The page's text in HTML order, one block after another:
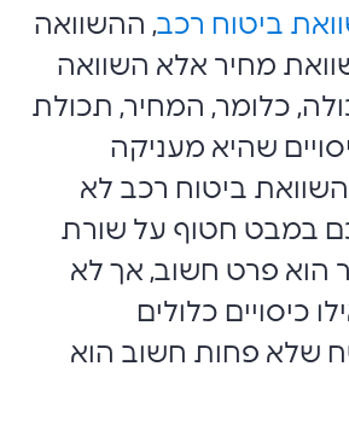
ביטוח רכב, ההשוואה
מחיר אלא השוואה
כלומר, המחיר, תכולת
שהיא מעניקה
השוואת ביטוח רכב לא
במבט חטוף על שורת
הוא פרט חשוב, אך לא
כיסויים כלולים
שלא פחות חשוב הוא